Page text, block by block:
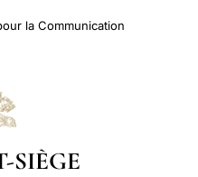
la Communication
SIÈGE